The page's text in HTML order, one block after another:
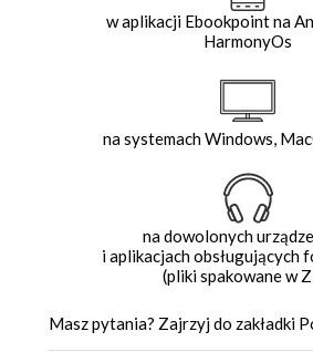
w aplikacji Ebookpoint na
HarmonyOs
na systemach Windows,
na dowolonych
i aplikacjach obsługujących
(pliki spakowane w
Masz pytania? Zajrzyj do zakładki